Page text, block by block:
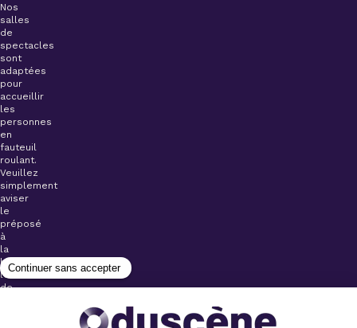
Nos
salles
de
spectacles
sont
adaptées
pour
accueillir
les
personnes
en
fauteuil
roulant.
Veuillez
simplement
aviser
le
préposé
à
la
billetterie
lors
de